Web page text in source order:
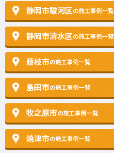
静岡市駿河区の施工事例一覧
静岡市清水区の施工事例一覧
藤枝市の施工事例一覧
島田市の施工事例一覧
牧之原市の施工事例一覧
焼津市の施工事例一覧